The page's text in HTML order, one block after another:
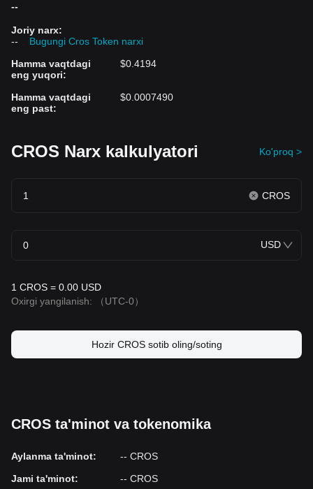
--
Joriy narx:
--
Bugungi Cros Token narxi
Hamma vaqtdagi
eng yuqori:
$0.4194
Hamma vaqtdagi
eng past:
$0.0007490
CROS Narx kalkulyatori Ko'proq >
CROS
USD
1 CROS = 0.00 USD
Oxirgi yangilanish:
（UTC-0）
Hozir CROS sotib oling/soting
CROS ta'minot va tokenomika
Aylanma ta'minot:
-- CROS
Jami ta'minot:
-- CROS